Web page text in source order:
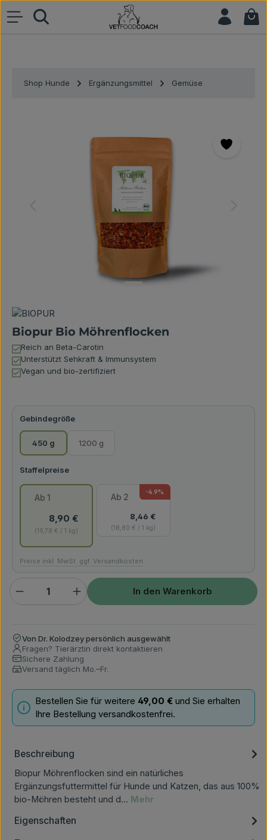
Zum Hauptinhalt springen
Shop Hunde Ergänzungsmittel Gemüse
Biopur Bio Möhrenflocken
Reich an Beta-Carotin
Unterstützt Sehkraft & Immunsystem
Vegan und bio-zertifiziert
Gebindegrößeauswählen
450 g 1200 g
Ab 1
8,90 €
19,78 € / 1 kg
Ab 2 -4.9%
8,46 €
18,80 € / 1 kg
Preise inkl. MwSt. ggf. Versandkosten
Produkt Anzahl: Gib den gewünschten Wert ein
In den Warenkorb
Von Dr. Kolodzey persönlich ausgewählt
Fragen? Tierärztin direkt kontaktieren
Sichere Zahlung
Versand täglich Mo.–Fr.
Bestellen Sie für weitere 49,00 € und Sie erhalten
Ihre Bestellung versandkostenfrei.
Beschreibung
Biopur Möhrenflocken sind ein natürliches
Ergänzungsfuttermittel für Hunde und Katzen, das aus 100%
bio-Möhren besteht und d… Mehr
Eigenschaften